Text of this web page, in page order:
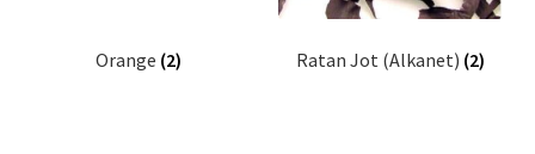
Orange (2) Ratan Jot (Alkanet) (2)